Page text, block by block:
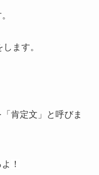
ます。
肯定文」と呼びま
！